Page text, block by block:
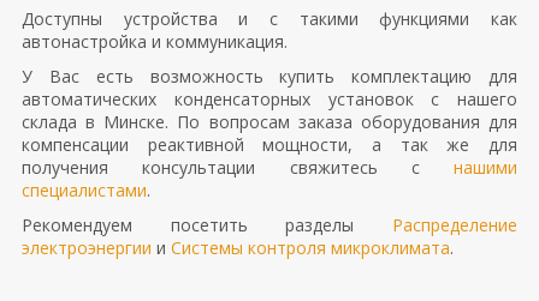
Доступны устройства и с такими функциями как
автонастройка и коммуникация.
У Вас есть возможность купить комплектацию для
автоматических конденсаторных установок с нашего
склада в Минске. По вопросам заказа оборудования для
компенсации реактивной мощности, а так же для
получения консультации свяжитесь с нашими
специалистами.
Рекомендуем посетить разделы Распределение
электроэнергии иСистемы контроля микроклимата.